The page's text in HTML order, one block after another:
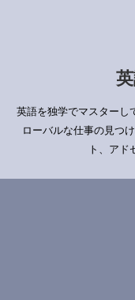
英語を独学でマスターし
ローバルな仕事の見つ
ト、アド